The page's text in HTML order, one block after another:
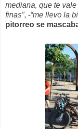
mediana, que te
finas”, -“me llevo la
pitorreo se